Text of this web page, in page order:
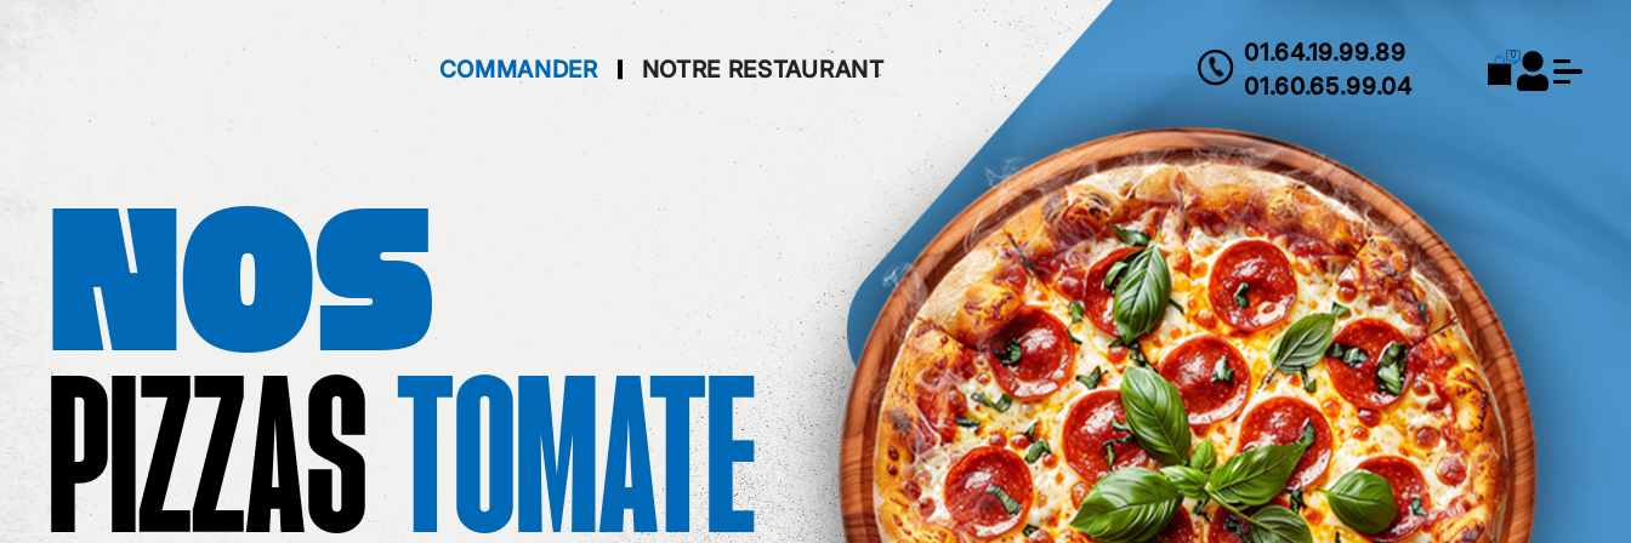
Accueil
Allergènes
Charte Qualité
C.G.V
Contact
Mentions Légales
COMMANDER NOTRE RESTAURANT
01.64.19.99.89
01.60.65.99.04
0
NOS
PIZZASTOMATE